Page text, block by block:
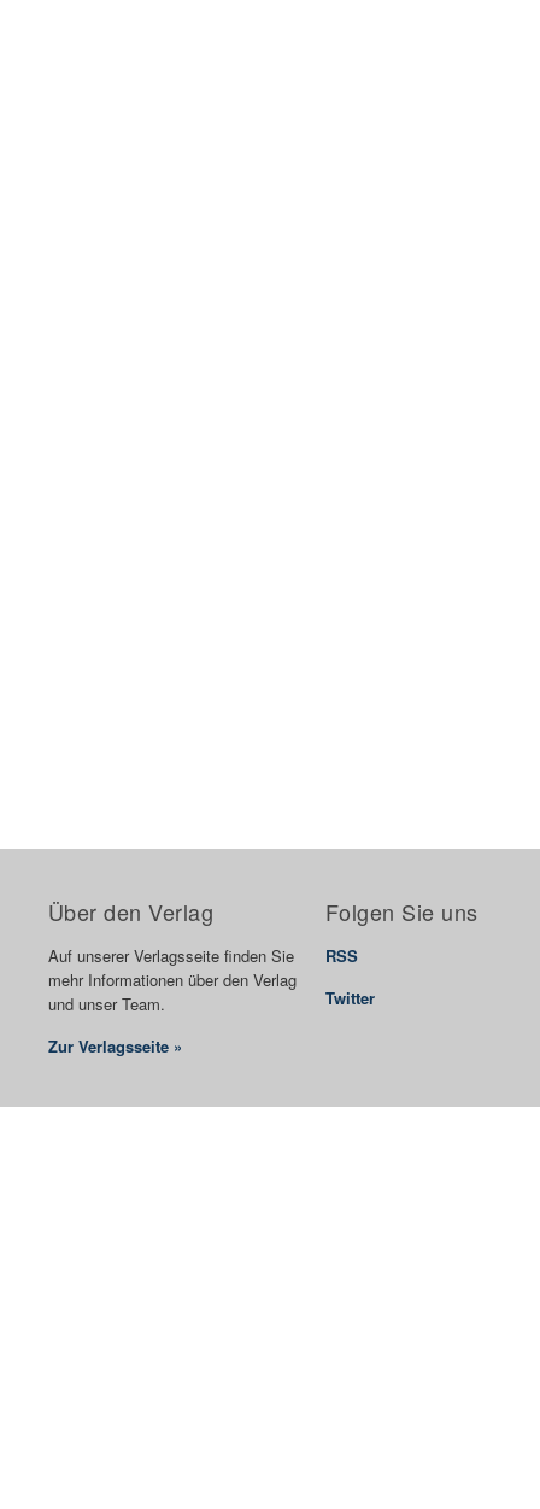
Über den Verlag
Auf unserer Verlagsseite finden Sie
mehr Informationen über den Verlag
und unser Team.
Zur Verlagsseite »
Folgen Sie uns
RSS
Twitter